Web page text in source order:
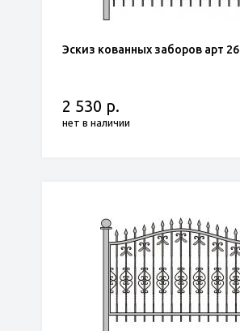
Эскиз кованных заборов арт 26
2 530 р.
нет в наличии